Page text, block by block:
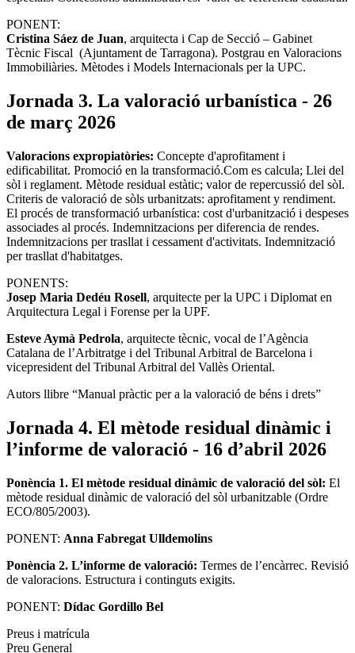
PONENT:
Cristina Sáez de Juan, arquitecta i Cap de Secció – Gabinet
Tècnic Fiscal (Ajuntament de Tarragona). Postgrau en Valoracions
Immobiliàries. Mètodes i Models Internacionals per la UPC.
Jornada 3. La valoració urbanística - 26
de març 2026
Valoracions expropiatòries: Concepte d'aprofitament i
edificabilitat. Promoció en la transformació.Com es calcula; Llei del
sòl i reglament. Mètode residual estàtic; valor de repercussió del sòl.
Criteris de valoració de sòls urbanitzats: aprofitament y rendiment.
El procés de transformació urbanística: cost d'urbanització i despeses
associades al procés. Indemnitzacions per diferencia de rendes.
Indemnitzacions per trasllat i cessament d'activitats. Indemnització
per trasllat d'habitatges.
PONENTS:
Josep Maria Dedéu Rosell, arquitecte per la UPC i Diplomat en
Arquitectura Legal i Forense per la UPF.
Esteve Aymà Pedrola, arquitecte tècnic, vocal de l’Agència
Catalana de l’Arbitratge i del Tribunal Arbitral de Barcelona i
vicepresident del Tribunal Arbitral del Vallès Oriental.
Autors llibre “Manual pràctic per a la valoració de béns i drets”
Jornada 4. El mètode residual dinàmic i
l’informe de valoració - 16 d’abril 2026
Ponència 1. El mètode residual dinàmic de valoració del sòl: El
mètode residual dinàmic de valoració del sòl urbanitzable (Ordre
ECO/805/2003).
PONENT: Anna Fabregat Ulldemolins
Ponència 2. L’informe de valoració: Termes de l’encàrrec. Revisió
de valoracions. Estructura i continguts exigits.
PONENT: Dídac Gordillo Bel
Preus i matrícula
Preu General